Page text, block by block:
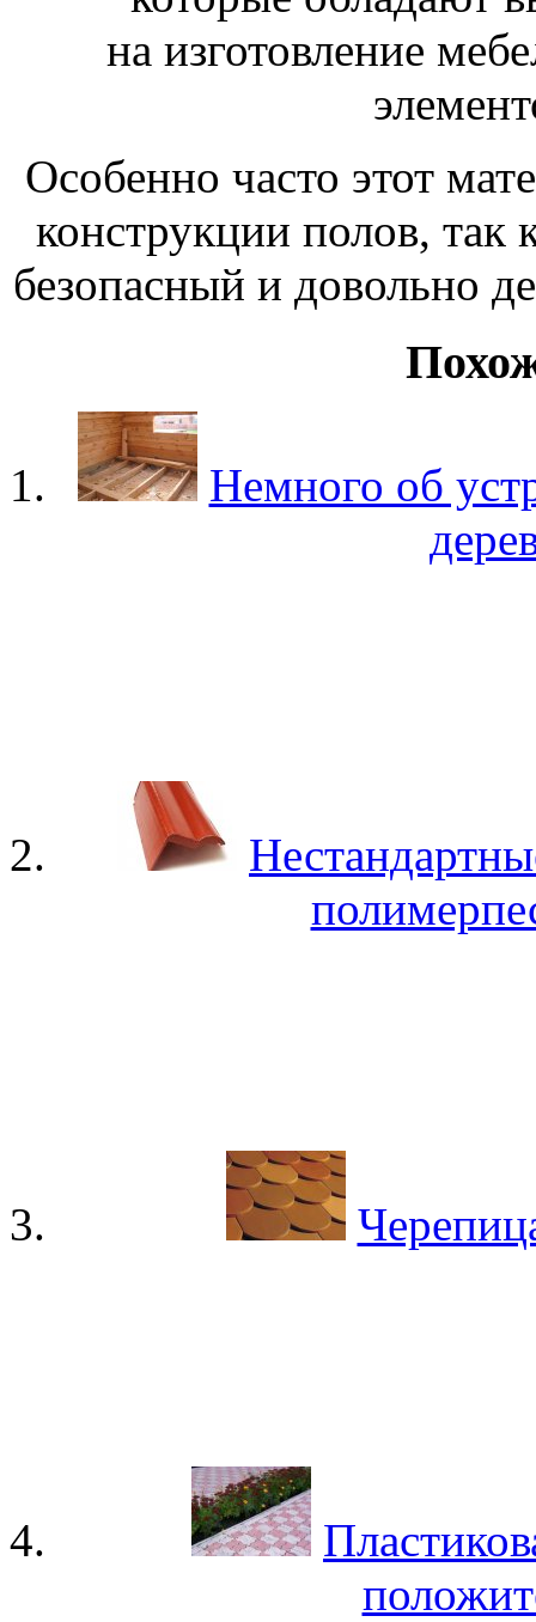
на изготовление
Особенно часто этот
конструкции полов, так
безопасный и довольно
Немного об